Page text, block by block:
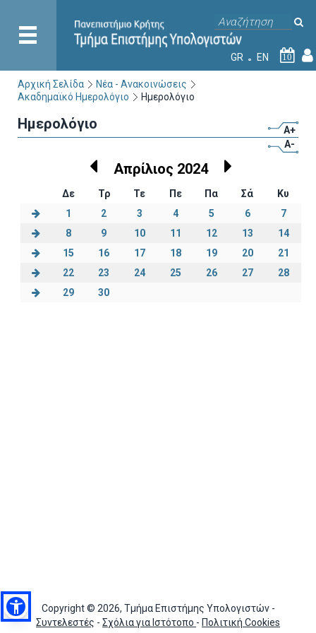
GR EN 10
Αρχική Σελίδα
Νέα - Ανακοινώσεις
Ακαδημαϊκό Ημερολόγιο
Ημερολόγιο
Ημερολόγιο
A+
A-
Απρίλιος 2024
Δε Τρ Τε Πε Πα Σά
Κυ
1
2 3 4 5 6
7
8
9 10 11 12 13
14
15
16 17 18 19 20
21
22
23 24 25 26 27
28
29
30
Copyright © 2026, Τμήμα Επιστήμης Υπολογιστών -
Συντελεστές - Σχόλια για Ιστότοπο - Πολιτική Cookies